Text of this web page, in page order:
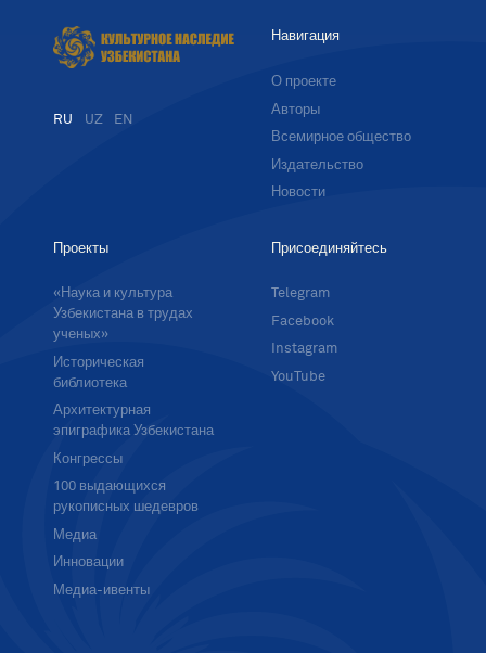
RU UZ EN
Навигация
О проекте
Авторы
Всемирное общество
Издательство
Новости
Проекты
«Наука и культура
Узбекистана в трудах
ученых»
Историческая
библиотека
Архитектурная
эпиграфика Узбекистана
Конгрессы
100 выдающихся
рукописных шедевров
Медиа
Инновации
Медиа-ивенты
Присоединяйтесь
Telegram
Facebook
Instagram
YouTube